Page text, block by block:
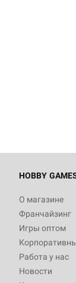
HOBBY
О магазине
Франчайзинг
Игры оптом
Работа у нас
Новости
Белая
12 990
3 490